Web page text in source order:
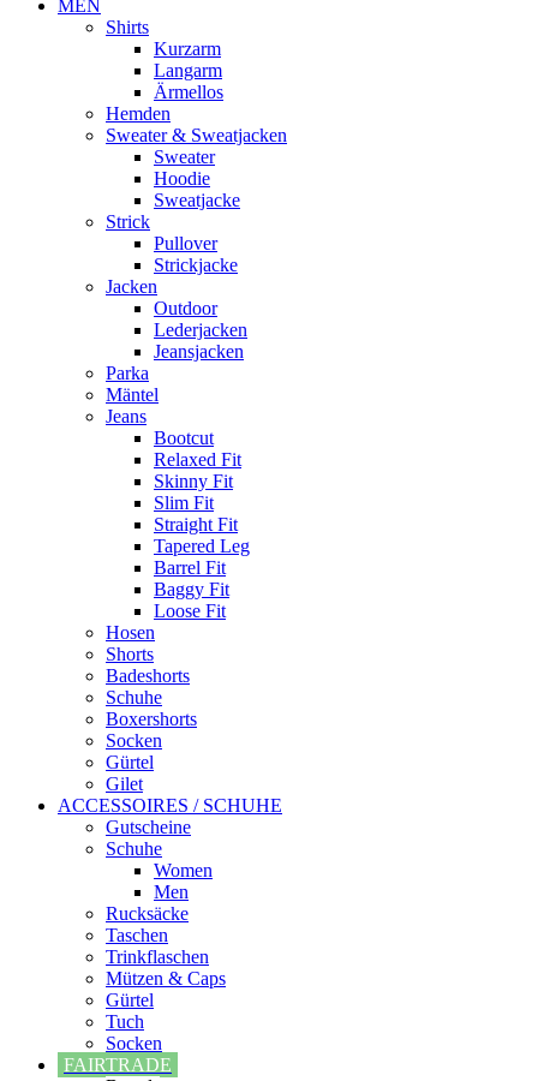
MEN
Shirts
Kurzarm
Langarm
Ärmellos
Hemden
Sweater & Sweatjacken
Sweater
Hoodie
Sweatjacke
Strick
Pullover
Strickjacke
Jacken
Outdoor
Lederjacken
Jeansjacken
Parka
Mäntel
Jeans
Bootcut
Relaxed Fit
Skinny Fit
Slim Fit
Straight Fit
Tapered Leg
Barrel Fit
Baggy Fit
Loose Fit
Hosen
Shorts
Badeshorts
Schuhe
Boxershorts
Socken
Gürtel
Gilet
ACCESSOIRES / SCHUHE
Gutscheine
Schuhe
Women
Men
Rucksäcke
Taschen
Trinkflaschen
Mützen & Caps
Gürtel
Tuch
Socken
FAIRTRADE